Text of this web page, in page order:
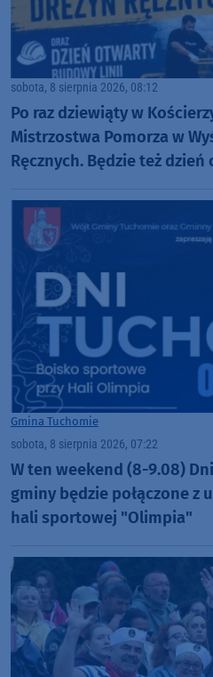
sobota, 8 sierpnia 2026, 08:12
Po raz dziewiąty w
Mistrzostwa Pomorza w
Ręcznych. Będzie też
Gmina Tuchomie
sobota, 8 sierpnia 2026, 07:22
W ten weekend (8-9.08)
gminy będzie połączone z
hali sportowej "Olimpia"